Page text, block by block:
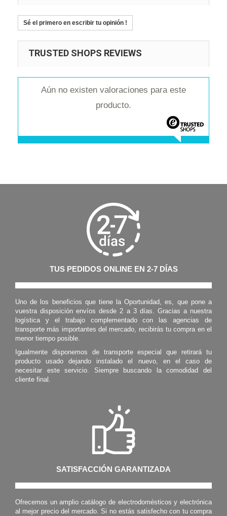
Sé el primero en escribir tu opinión !
TRUSTED SHOPS REVIEWS
Aún no existen valoraciones para este
producto.
TUS PEDIDOS ONLINE EN 2-7 DÍAS
Uno de los beneficios que tiene la Oportunidad, es, que pone a
vuestra disposición envíos desde 2 a 3 días. Gracias a nuestra
logística y el trabajo complementado con las agencias de
transporte más importantes del mercado, recibirás tu compra en el
menor tiempo posible.
Igualmente disponemos de transporte especial que retirará tu
producto usado dejando instalado el nuevo, en el caso de
necesitar este servicio. Siempre buscando la comodidad del
cliente final.
SATISFACCIÓN GARANTIZADA
Ofrecemos un amplio catálogo de electrodomésticos y electrónica
al mejor precio del mercado. Si no estás satisfecho con tu compra